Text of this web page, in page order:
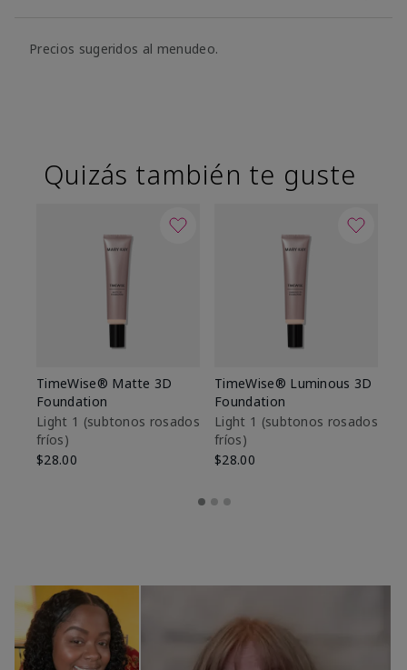
Precios sugeridos al menudeo.
Quizás también te guste
TimeWise® Matte 3D
Foundation
Light 1​ (subtonos rosados
fríos)
$28.00
TimeWise® Luminous 3D
Foundation
Light 1​ (subtonos rosados
fríos)
$28.00